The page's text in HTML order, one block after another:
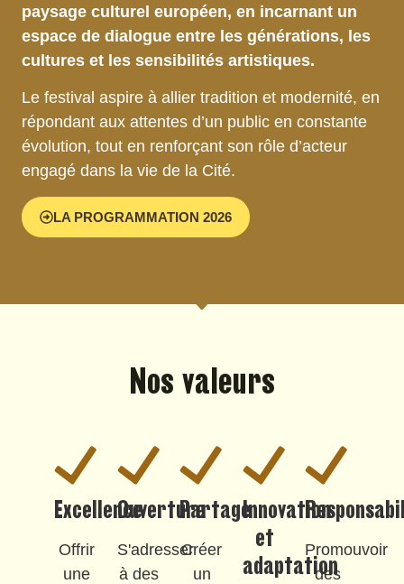
paysage culturel européen, en incarnant un
espace de dialogue entre les générations, les
cultures et les sensibilités artistiques.
Le festival aspire à allier tradition et modernité, en
répondant aux attentes d’un public en constante
évolution, tout en renforçant son rôle d’acteur
engagé dans la vie de la Cité.
LA PROGRAMMATION 2026
Nos valeurs
Excellence
Offrir
une
Ouverture
S'adresser
à des
Partage
Créer
un
Innovation
et
adaptation
Promouvoir
des